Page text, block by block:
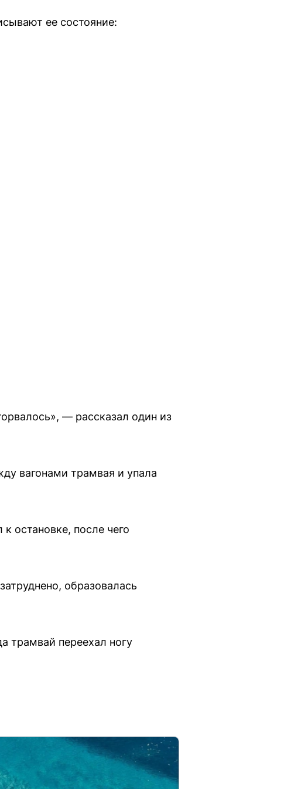
ее состояние:
— рассказал один из
вагонами трамвая и упала
остановке, после чего
образовалась
трамвай переехал ногу